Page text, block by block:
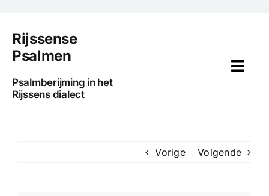
naar
inhoud
Rijssense
Psalmen
Psalmberijming in het
Rijssens dialect
Vorige Volgende